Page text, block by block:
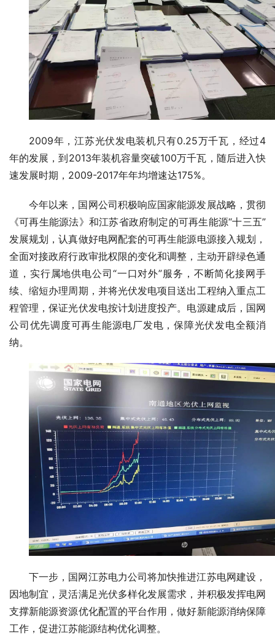
2009年，江苏光伏发电装机只有0.25万千瓦，经过4
年的发展，到2013年装机容量突破100万千瓦，随后进入快
速发展时期，2009-2017年年均增速达175%。
今年以来， 国网公司积极响应国家能源发展战略，贯彻
《可再生能源法》和江苏省政府制定的可再生能源“十三五”
发展规划，认真做好电网配套的可再生能源电源接入规划，
全面对接政府行政审批权限的变化和调整，主动开辟绿色通
道，实行属地供电公司“一口对外”服务，不断简化接网手
续、缩短办理周期，并将光伏发电项目送出工程纳入重点工
程管理，保证光伏发电按计划进度投产。电源建成后， 国网
公司优先调度可再生能源电厂发电，保障光伏发电全额消
纳。
下一步，国网江苏电力公司将加快推进江苏电网建设，
因地制宜，灵活满足光伏多样化发展需求，并积极发挥电网
支撑新能源资源优化配置的平台作用，做好新能源消纳保障
工作，促进江苏能源结构优化调整。